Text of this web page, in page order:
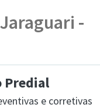
-
Predial
e corretivas